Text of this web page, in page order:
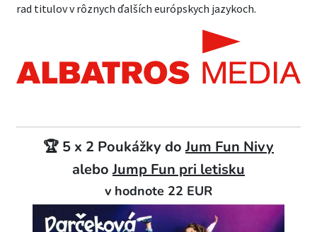
rad titulov v rôznych ďalších európskych jazykoch.
🏆 5 x 2 Poukážky doJum Fun Nivy
aleboJump Fun pri letisku
v hodnote 22 EUR